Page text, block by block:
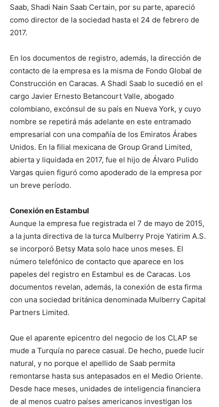
Saab, Shadi Nain Saab Certain, por su parte, apareció
como director de la sociedad hasta el 24 de febrero de
2017.
En los documentos de registro, además, la dirección de
contacto de la empresa es la misma de Fondo Global de
Construcción en Caracas. A Shadi Saab lo sucedió en el
cargo Javier Ernesto Betancourt Valle, abogado
colombiano, excónsul de su país en Nueva York, y cuyo
nombre se repetirá más adelante en este entramado
empresarial con una compañía de los Emiratos Árabes
Unidos. En la filial mexicana de Group Grand Limited,
abierta y liquidada en 2017, fue el hijo de Álvaro Pulido
Vargas quien figuró como apoderado de la empresa por
un breve período.
Conexión en Estambul
Aunque la empresa fue registrada el 7 de mayo de 2015,
a la junta directiva de la turca Mulberry Proje Yatirim A.S.
se incorporó Betsy Mata solo hace unos meses. El
número telefónico de contacto que aparece en los
papeles del registro en Estambul es de Caracas. Los
documentos revelan, además, la conexión de esta firma
con una sociedad británica denominada Mulberry Capital
Partners Limited.
Que el aparente epicentro del negocio de los CLAP se
mude a Turquía no parece casual. De hecho, puede lucir
natural, y no porque el apellido de Saab permita
remontarse hasta sus antepasados en el Medio Oriente.
Desde hace meses, unidades de inteligencia financiera
de al menos cuatro países americanos investigan los